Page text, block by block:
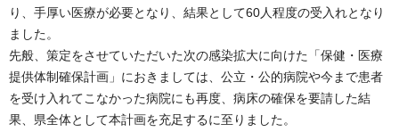
り、手厚い医療が必要となり、結果として60人程度の受入れとなり
ました。
先般、策定をさせていただいた次の感染拡大に向けた「保健・医療
提供体制確保計画」におきましては、公立・公的病院や今まで患者
を受け入れてこなかった病院にも再度、病床の確保を要請した結
果、県全体として本計画を充足するに至りました。